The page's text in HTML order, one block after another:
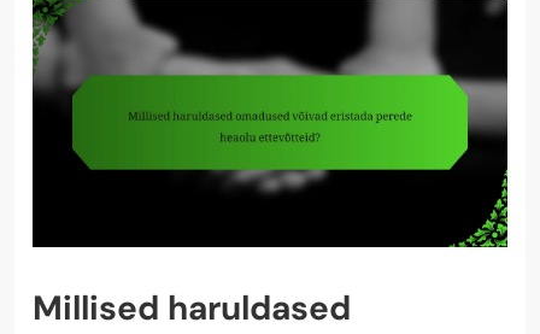
Millised haruldased